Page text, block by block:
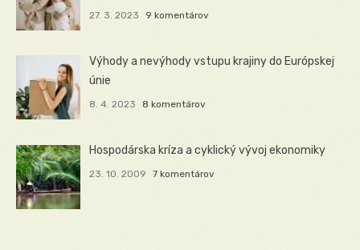
27. 3. 2023 9 komentárov
Výhody a nevýhody vstupu krajiny do Európskej
únie
8. 4. 2023 8 komentárov
Hospodárska kríza a cyklický vývoj ekonomiky
23. 10. 2009 7 komentárov